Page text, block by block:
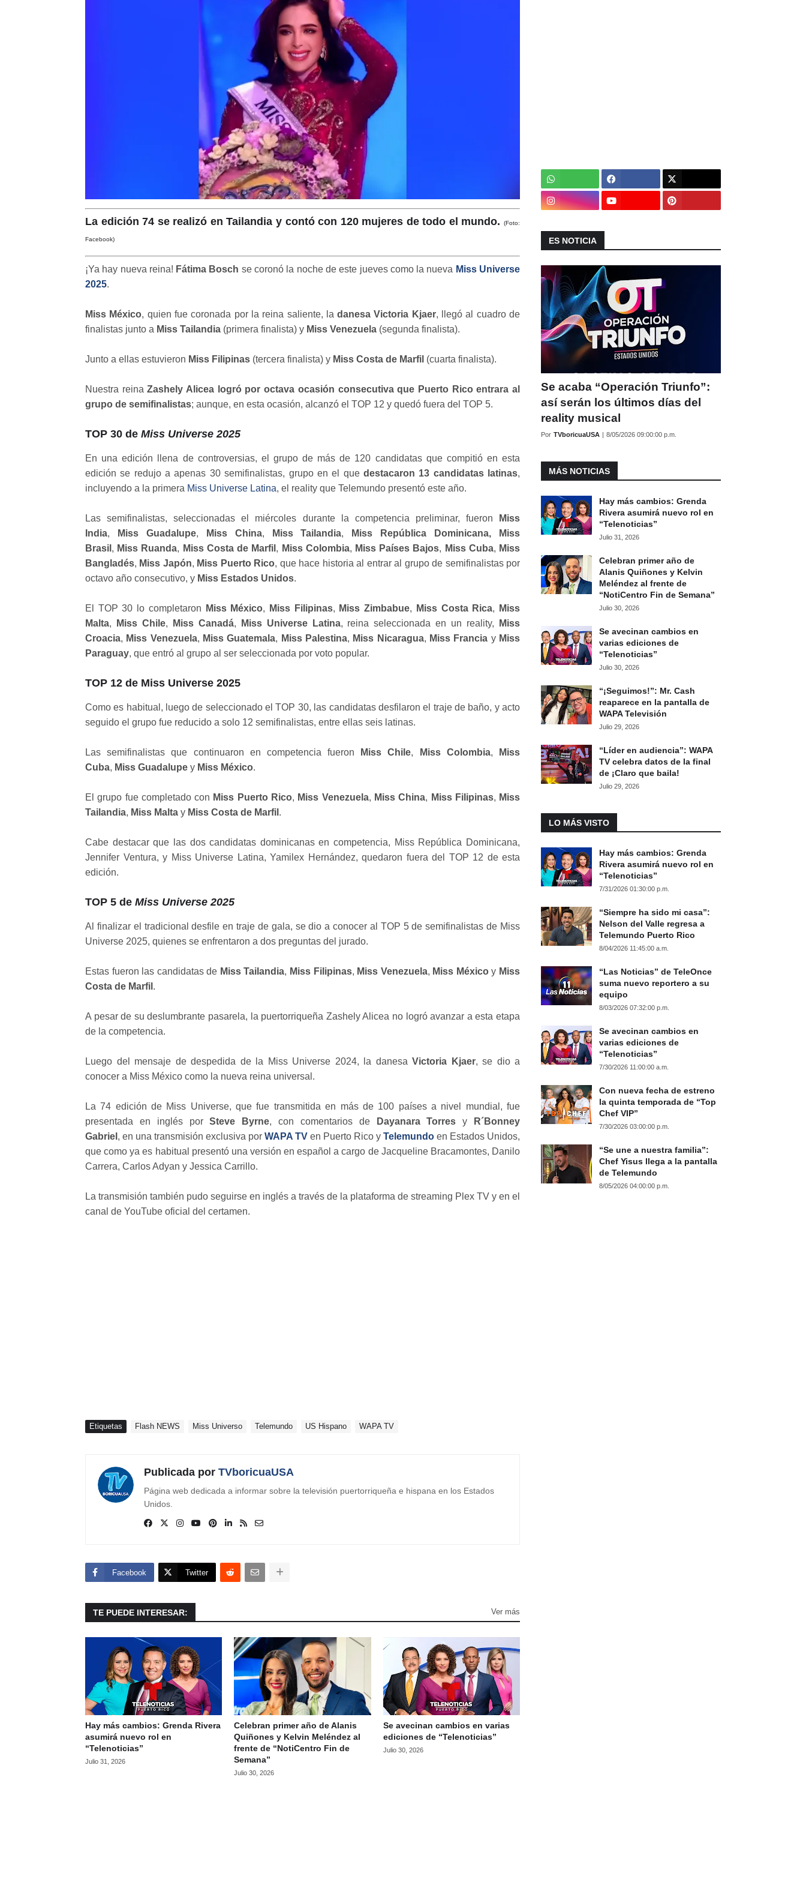
La edición 74 se realizó en Tailandia y contó con 120 mujeres de todo el mundo. (Foto:
Facebook)
¡Ya hay nueva reina! Fátima Bosch se coronó la noche de este jueves como la nueva Miss Universe
2025.
Miss México, quien fue coronada por la reina saliente, ladanesa Victoria Kjaer, llegó al cuadro de
finalistas junto a Miss Tailandia (primera finalista) y Miss Venezuela (segunda finalista).
Junto a ellas estuvieron Miss Filipinas (tercera finalista) y Miss Costa de Marfil (cuarta finalista).
Nuestra reinaZashely Alicea logró por octava ocasión consecutiva que Puerto Rico entrara al
grupo de semifinalistas; aunque, en esta ocasión, alcanzó el TOP 12 y quedó fuera del TOP 5.
TOP 30 de Miss Universe 2025
En una edición llena de controversias, el grupo de más de 120 candidatas que compitió en esta
edición se redujo a apenas 30 semifinalistas, grupo en el que destacaron 13 candidatas latinas,
incluyendo a la primera Miss Universe Latina, el reality que Telemundo presentó este año.
Las semifinalistas, seleccionadas el miércoles durante la competencia preliminar, fueron
Miss
India, Miss Guadalupe, Miss China, Miss Tailandia, Miss República Dominicana,
Miss
Brasil , Miss Ruanda, Miss Costa de Marfil , Miss Colombia, Miss Países Bajos, Miss Cuba, Miss
Bangladés, Miss Japón, Miss Puerto Rico, que hace historia al entrar al grupo de semifinalistas por
octavo año consecutivo, y Miss Estados Unidos.
El TOP 30 lo completaron Miss México, Miss Filipinas, Miss Zimbabue, Miss Costa Rica,
Miss
Malta, Miss Chile, Miss Canadá, Miss Universe Latina, reina seleccionada en un reality,
Miss
Croacia, Miss Venezuela, Miss Guatemala, Miss Palestina, Miss Nicaragua, Miss Francia y Miss
Paraguay, que entró al grupo al ser seleccionada por voto popular.
TOP 12 de Miss Universe 2025
Como es habitual, luego de seleccionado el TOP 30, las candidatas desfilaron el traje de baño, y acto
seguido el grupo fue reducido a solo 12 semifinalistas, entre ellas seis latinas.
Las semifinalistas que continuaron en competencia fueron Miss Chile, Miss Colombia,
Miss
Cuba, Miss Guadalupe y Miss México.
El grupo fue completado con Miss Puerto Rico, Miss Venezuela, Miss China, Miss Filipinas, Miss
Tailandia, Miss Malta y Miss Costa de Marfil .
Cabe destacar que las dos candidatas dominicanas en competencia, Miss República Dominicana,
Jennifer Ventura, y Miss Universe Latina, Yamilex Hernández, quedaron fuera del TOP 12 de esta
edición.
TOP 5 de Miss Universe 2025
Al finalizar el tradicional desfile en traje de gala, se dio a conocer al TOP 5 de semifinalistas de Miss
Universe 2025, quienes se enfrentaron a dos preguntas del jurado.
Estas fueron las candidatas de Miss Tailandia, Miss Filipinas, Miss Venezuela, Miss Méxicoy Miss
Costa de Marfil .
A pesar de su deslumbrante pasarela, la puertorriqueña Zashely Alicea no logró avanzar a esta etapa
de la competencia.
Luego del mensaje de despedida de la Miss Universe 2024, la danesa Victoria Kjaer, se dio a
conocer a Miss México como la nueva reina universal.
La 74 edición de Miss Universe, que fue transmitida en más de 100 países a nivel mundial, fue
presentada en inglés porSteve Byrne, con comentarios deDayanara Torresy R´Bonney
Gabriel , en una transmisión exclusiva por WAPA TV en Puerto Rico y Telemundo en Estados Unidos,
que como ya es habitual presentó una versión en español a cargo de Jacqueline Bracamontes, Danilo
Carrera, Carlos Adyan y Jessica Carrillo.
La transmisión también pudo seguirse en inglés a través de la plataforma de streaming Plex TV y en el
canal de YouTube oficial del certamen.
Etiquetas Flash NEWS Miss Universo Telemundo US Hispano WAPA TV
Publicada por TVboricuaUSA
Página web dedicada a informar sobre la televisión puertorriqueña e hispana en los Estados
Unidos.
Facebook Twitter
TE PUEDE INTERESAR: Ver más
Hay más cambios: Grenda Rivera
asumirá nuevo rol en
“Telenoticias”
Julio 31, 2026
Celebran primer año de Alanis
Quiñones y Kelvin Meléndez al
frente de “NotiCentro Fin de
Semana”
Julio 30, 2026
Se avecinan cambios en varias
ediciones de “Telenoticias”
Julio 30, 2026
ES NOTICIA
Se acaba “Operación Triunfo”:
así serán los últimos días del
reality musical
Por TVboricuaUSA | 8/05/2026 09:00:00 p.m.
MÁS NOTICIAS
Hay más cambios: Grenda
Rivera asumirá nuevo rol en
“Telenoticias”
Julio 31, 2026
Celebran primer año de
Alanis Quiñones y Kelvin
Meléndez al frente de
“NotiCentro Fin de Semana”
Julio 30, 2026
Se avecinan cambios en
varias ediciones de
“Telenoticias”
Julio 30, 2026
“¡Seguimos!”: Mr. Cash
reaparece en la pantalla de
WAPA Televisión
Julio 29, 2026
“Líder en audiencia”: WAPA
TV celebra datos de la final
de ¡Claro que baila!
Julio 29, 2026
LO MÁS VISTO
Hay más cambios: Grenda
Rivera asumirá nuevo rol en
“Telenoticias”
7/31/2026 01:30:00 p.m.
“Siempre ha sido mi casa”:
Nelson del Valle regresa a
Telemundo Puerto Rico
8/04/2026 11:45:00 a.m.
“Las Noticias” de TeleOnce
suma nuevo reportero a su
equipo
8/03/2026 07:32:00 p.m.
Se avecinan cambios en
varias ediciones de
“Telenoticias”
7/30/2026 11:00:00 a.m.
Con nueva fecha de estreno
la quinta temporada de “Top
Chef VIP”
7/30/2026 03:00:00 p.m.
“Se une a nuestra familia”:
Chef Yisus llega a la pantalla
de Telemundo
8/05/2026 04:00:00 p.m.